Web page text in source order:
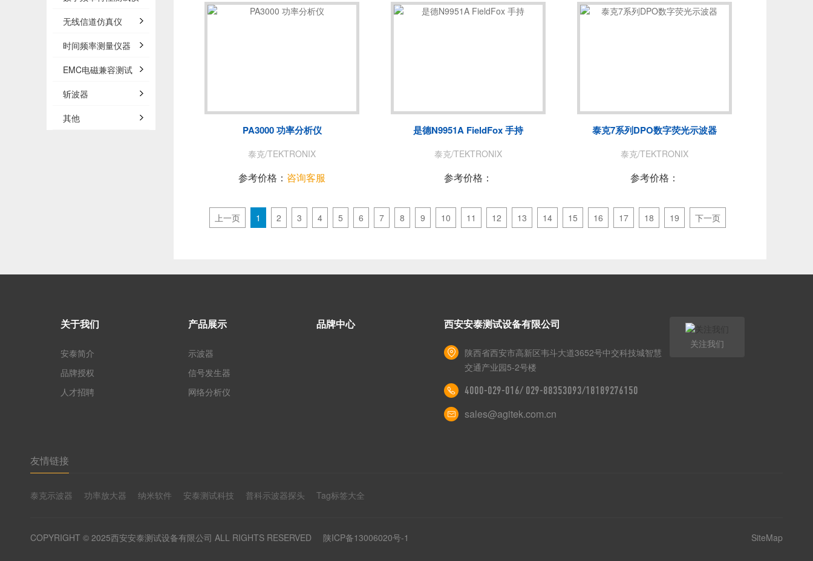
无线信道仿真仪
时间频率测量仪器
EMC电磁兼容测试
斩波器
其他
PA3000 功率分析仪
泰克/TEKTRONIX
参考价格： 咨询客服
是德N9951A FieldFox 手持
泰克/TEKTRONIX
参考价格：
泰克7系列DPO数字荧光示波器
泰克/TEKTRONIX
参考价格：
上一页 1 2 3 4 5 6 7 8 9 10 11 12 13 14 15 16 17 18 19 下一页
关于我们
安泰简介
品牌授权
人才招聘
产品展示
示波器
信号发生器
网络分析仪
品牌中心 西安安泰测试设备有限公司
陕西省西安市高新区韦斗大道3652号中交科技城智慧
交通产业园5-2号楼
4000-029-016/ 029-88353093/18189276150
sales@agitek.com.cn
关注我们
友情链接
泰克示波器 功率放大器 纳米软件 安泰测试科技 普科示波器探头 Tag标签大全
COPYRIGHT © 2025西安安泰测试设备有限公司 ALL RIGHTS RESERVED 陕ICP备13006020号-1 SiteMap